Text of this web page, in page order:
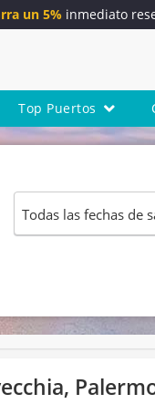
un 5% inmediato
Top Puertos